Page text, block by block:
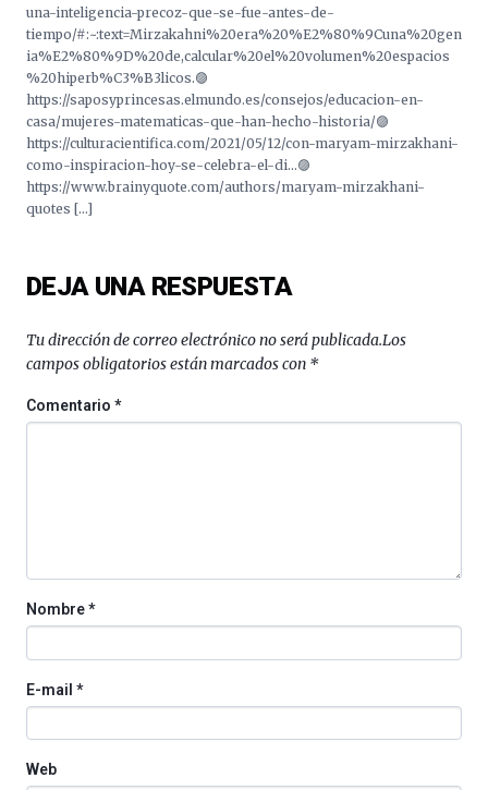
una-inteligencia-precoz-que-se-fue-antes-de-
tiempo/#:~:text=Mirzakahni%20era%20%E2%80%9Cuna%20gen
ia%E2%80%9D%20de,calcular%20el%20volumen%20espacios
%20hiperb%C3%B3licos.🟣
https://saposyprincesas.elmundo.es/consejos/educacion-en-
casa/mujeres-matematicas-que-han-hecho-historia/🟣
https://culturacientifica.com/2021/05/12/con-maryam-mirzakhani-
como-inspiracion-hoy-se-celebra-el-di…🟣
https://www.brainyquote.com/authors/maryam-mirzakhani-
quotes […]
DEJA UNA RESPUESTA
Tu dirección de correo electrónico no será publicada.Los
campos obligatorios están marcados con *
Comentario*
Nombre*
E-mail *
Web